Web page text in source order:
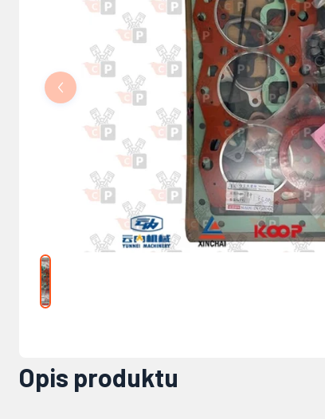
Kolumny kierownicze, orbitrole
Części elektryczne
Osprzęt do maszyn
Opis produktu